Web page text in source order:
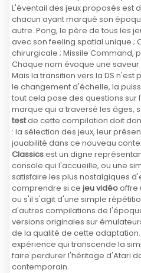
L'éventail des jeux proposés est
chacun ayant marqué son
autre. Pong, le père de tous les
avec son feeling spatial unique ;
chirurgicale ; Missile Command,
Chaque nom évoque une
Mais la transition vers la DS n'est
le changement d'échelle, la
tout cela pose des questions sur
marque qui a traversé les âges,
testde cette compilation doit
: la sélection des jeux, leur
jouabilité dans ce nouveau
Classicsest un digne
console qui l'accueille, ou une
satisfaire les plus nostalgiques
comprendre si ce jeu vidéooffre
ou s'il s'agit d'une simple
d'autres compilations de
versions originales sur
de la qualité de cette
expérience qui transcende la
faire perdurer l'héritage d'Atari
contemporain.